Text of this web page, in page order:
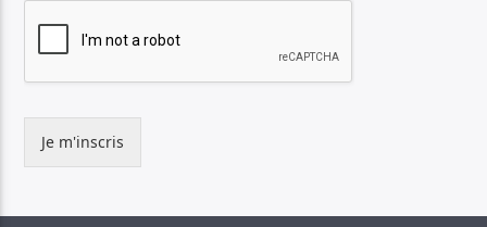
Je m'inscris